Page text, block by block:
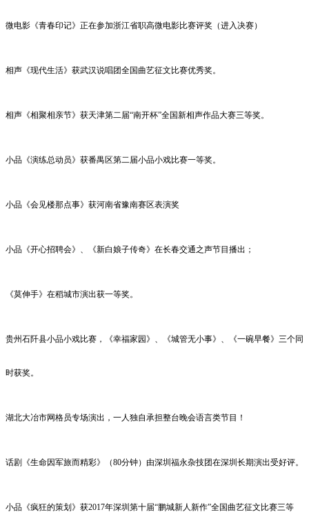
微电影《青春印记》正在参加浙江省职高微电影比赛评奖（进入决赛）
相声《现代生活》获武汉说唱团全国曲艺征文比赛优秀奖。
相声《相聚相亲节》获天津第二届“南开杯”全国新相声作品大赛三等奖。
小品《演练总动员》获番禺区第二届小品小戏比赛一等奖。
小品《会见楼那点事》获河南省豫南赛区表演奖
小品《开心招聘会》、《新白娘子传奇》在长春交通之声节目播出；
《莫伸手》在稻城市演出获一等奖。
贵州石阡县小品小戏比赛，《幸福家园》、《城管无小事》、《一碗早餐》三个同
时获奖。
湖北大冶市网格员专场演出，一人独自承担整台晚会语言类节目！
话剧《生命因军旅而精彩》（80分钟）由深圳福永杂技团在深圳长期演出受好评。
小品《疯狂的策划》获2017年深圳第十届“鹏城新人新作”全国曲艺征文比赛三等